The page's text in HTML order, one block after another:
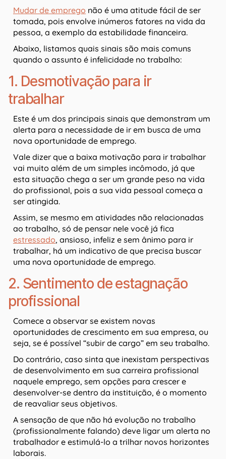
Mudar de emprego não é uma atitude fácil de ser
tomada, pois envolve inúmeros fatores na vida da
pessoa, a exemplo da estabilidade financeira.
Abaixo, listamos quais sinais são mais comuns
quando o assunto é infelicidade no trabalho:
1. Desmotivação para ir
trabalhar
Este é um dos principais sinais que demonstram um
alerta para a necessidade de ir em busca de uma
nova oportunidade de emprego.
Vale dizer que a baixa motivação para ir trabalhar
vai muito além de um simples incômodo, já que
esta situação chega a ser um grande peso na vida
do profissional, pois a sua vida pessoal começa a
ser atingida.
Assim, se mesmo em atividades não relacionadas
ao trabalho, só de pensar nele você já fica
estressado, ansioso, infeliz e sem ânimo para ir
trabalhar, há um indicativo de que precisa buscar
uma nova oportunidade de emprego.
2. Sentimento de estagnação
profissional
Comece a observar se existem novas
oportunidades de crescimento em sua empresa, ou
seja, se é possível “subir de cargo” em seu trabalho.
Do contrário, caso sinta que inexistam perspectivas
de desenvolvimento em sua carreira profissional
naquele emprego, sem opções para crescer e
desenvolver-se dentro da instituição, é o momento
de reavaliar seus objetivos.
A sensação de que não há evolução no trabalho
(profissionalmente falando) deve ligar um alerta no
trabalhador e estimulá-lo a trilhar novos horizontes
laborais.